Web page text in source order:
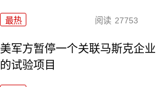
最热 阅读 27753
美军方暂停一个关联马斯克企业
的试验项目